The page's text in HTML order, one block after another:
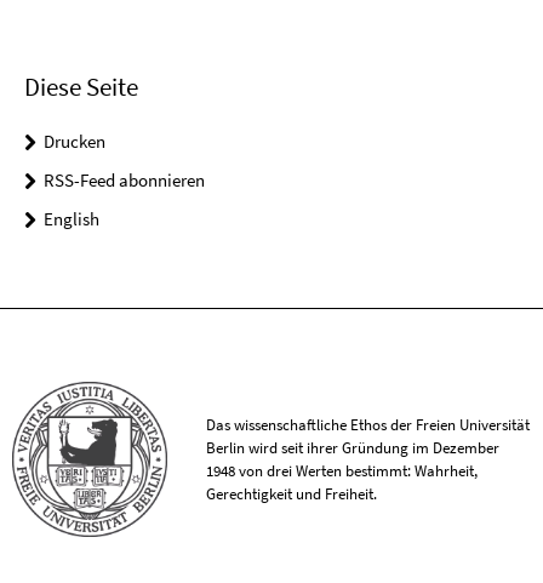
Diese Seite
Drucken
RSS-Feed abonnieren
English
Das wissenschaftliche Ethos der Freien Universität
Berlin wird seit ihrer Gründung im Dezember
1948 von drei Werten bestimmt: Wahrheit,
Gerechtigkeit und Freiheit.